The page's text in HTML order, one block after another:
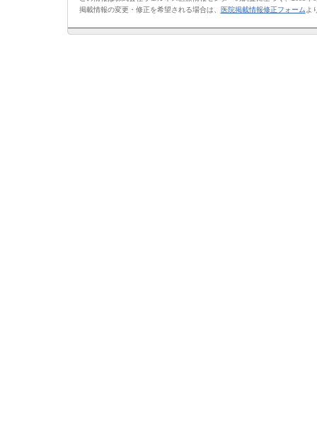
掲載情報の変更・修正を希望される場合は、
医院掲載情報修正フォーム よ